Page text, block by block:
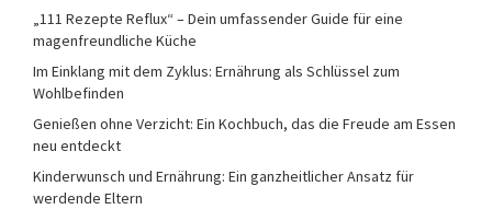
„111 Rezepte Reflux“ – Dein umfassender Guide für eine
magenfreundliche Küche
Im Einklang mit dem Zyklus: Ernährung als Schlüssel zum
Wohlbefinden
Genießen ohne Verzicht: Ein Kochbuch, das die Freude am Essen
neu entdeckt
Kinderwunsch und Ernährung: Ein ganzheitlicher Ansatz für
werdende Eltern